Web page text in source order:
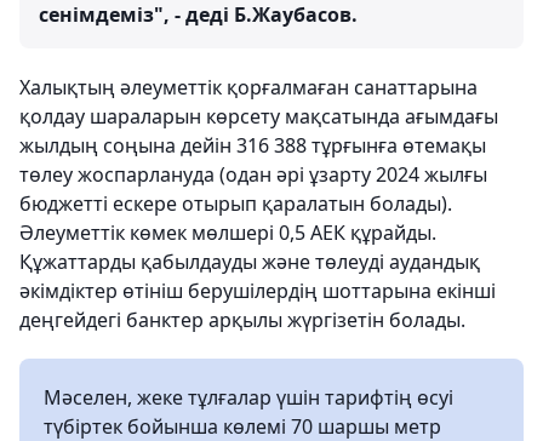
сенімдеміз", - деді Б.Жаубасов.
Халықтың әлеуметтік қорғалмаған санаттарына
қолдау шараларын көрсету мақсатында ағымдағы
жылдың соңына дейін 316 388 тұрғынға өтемақы
төлеу жоспарлануда (одан әрі ұзарту 2024 жылғы
бюджетті ескере отырып қаралатын болады).
Әлеуметтік көмек мөлшері 0,5 АЕК құрайды.
Құжаттарды қабылдауды және төлеуді аудандық
әкімдіктер өтініш берушілердің шоттарына екінші
деңгейдегі банктер арқылы жүргізетін болады.
Мәселен, жеке тұлғалар үшін тарифтің өсуі
түбіртек бойынша көлемі 70 шаршы метр